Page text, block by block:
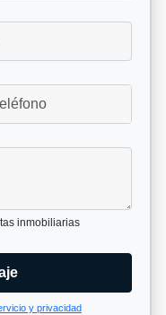
inmobiliarias
y privacidad